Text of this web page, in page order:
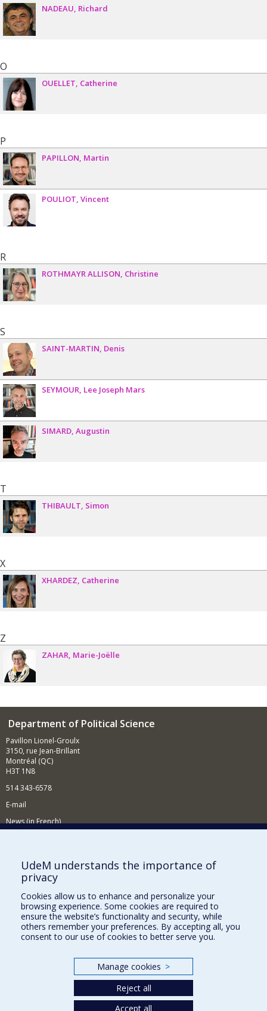
NADEAU Richard
O
OUELLET Catherine
P
PAPILLON Martin
POULIOT Vincent
R
ROTHMAYR ALLISON Christine
S
SAINT-MARTIN Denis
SEYMOUR Lee Joseph Mars
SIMARD Augustin
T
THIBAULT Simon
X
XHARDEZ Catherine
Z
ZAHAR Marie-Joëlle
Department of Political Science
Pavillon Lionel-Groulx
3150, rue Jean-Brillant
Montréal (QC)
H3T 1N8
514 343-6578
E-mail
News (in French)
Supporting the Department
NEED HELP?
Sitemap
Report a problem
Accessibility
Our Departments and Schools
Programs and Courses in our Faculty
UdeM understands the importance of
privacy
Cookies allow us to enhance and personalize your
browsing experience. Some cookies are required to
ensure the website’s functionality and security, while
others remember your preferences. By accepting all, you
consent to our use of cookies to better serve you.
Manage cookies >
Reject all
Accept all